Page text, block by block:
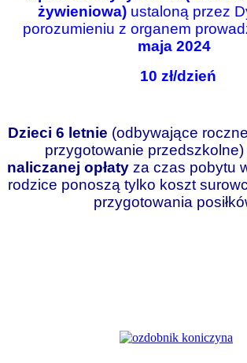
żywieniowa) ustaloną przez
porozumieniu z organem
maja 2024
10 zł/dzień
Dzieci 6 letnie (odbywające
przygotowanie przedszkolne)
naliczanej opłaty za czas pobytu
rodzice ponoszą tylko koszt
przygotowania